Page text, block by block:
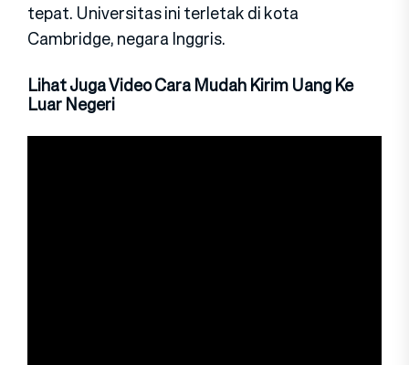
tepat. Universitas ini terletak di kota
Cambridge, negara Inggris.
Lihat Juga Video Cara Mudah Kirim Uang Ke
Luar Negeri